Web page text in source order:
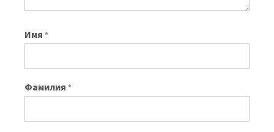
Имя *
Фамилия *